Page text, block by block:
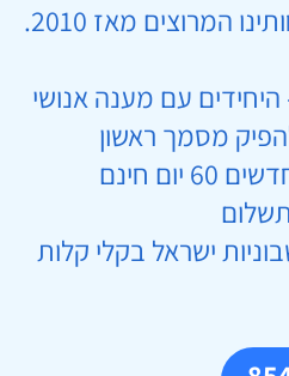
הצטרפו לאלפי לקוחותינו המרוצים מאז 2010.
עם מענה אנושי
מסמך ראשון
- מבצע למצטרפים חדשים 60 יום חינם
ישראל בקלי קלות